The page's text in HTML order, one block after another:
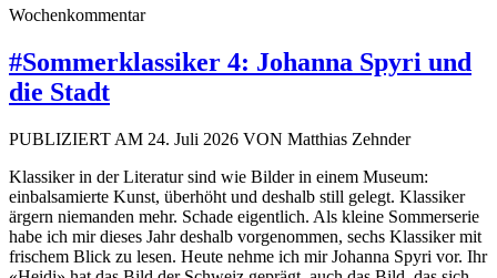
Wochenkommentar
#Sommerklassiker 4: Johanna Spyri und
die Stadt
PUBLIZIERT AM 24. Juli 2026 VON Matthias Zehnder
Klassiker in der Literatur sind wie Bilder in einem Museum:
einbalsamierte Kunst, überhöht und deshalb still gelegt. Klassiker
ärgern niemanden mehr. Schade eigentlich. Als kleine Sommerserie
habe ich mir dieses Jahr deshalb vorgenommen, sechs Klassiker mit
frischem Blick zu lesen. Heute nehme ich mir Johanna Spyri vor. Ihr